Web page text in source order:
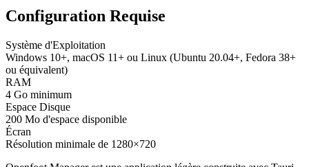
Configuration Requise
Système d'Exploitation
Windows 10+, macOS 11+ ou Linux (Ubuntu 20.04+, Fedora 38+
ou équivalent)
RAM
4 Go minimum
Espace Disque
200 Mo d'espace disponible
Écran
Résolution minimale de 1280×720